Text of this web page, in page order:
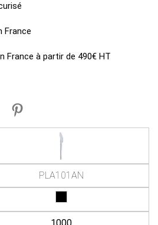
France
France à partir de 490€ HT
PLA101AN